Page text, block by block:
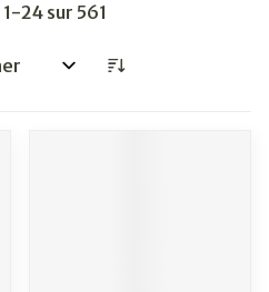
1-24 sur 561